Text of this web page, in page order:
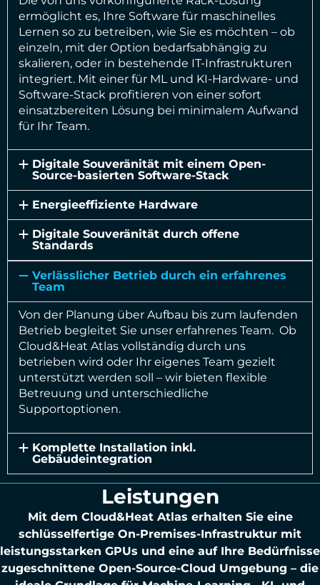
ermöglicht es, Ihre Software für maschinelles
Lernen so zu betreiben, wie Sie es möchten – ob
einzeln, mit der Option bedarfsabhängig zu
skalieren, oder in bestehende IT-Infrastrukturen
integriert. Mit einer für ML und KI-Hardware- und
Software-Stack profitieren von einer sofort
einsatzbereiten Lösung bei minimalem Aufwand
für Ihr Team.
Digitale Souveränität mit einem Open-
Source-basierten Software-Stack
Energieeffiziente Hardware
Digitale Souveränität durch offene
Standards
Verlässlicher Betrieb durch ein erfahrenes
Team
Von der Planung über Aufbau bis zum laufenden
Betrieb begleitet Sie unser erfahrenes Team. Ob
Cloud&Heat Atlas vollständig durch uns
betrieben wird oder Ihr eigenes Team gezielt
unterstützt werden soll – wir bieten flexible
Betreuung und unterschiedliche
Supportoptionen.
Komplette Installation inkl.
Gebäudeintegration
Leistungen
Mit dem Cloud&Heat Atlas erhalten Sie eine
schlüsselfertige On-Premises-Infrastruktur mit
leistungsstarken GPUs und eine auf Ihre Bedürfnisse
zugeschnittene Open-Source-Cloud Umgebung – die